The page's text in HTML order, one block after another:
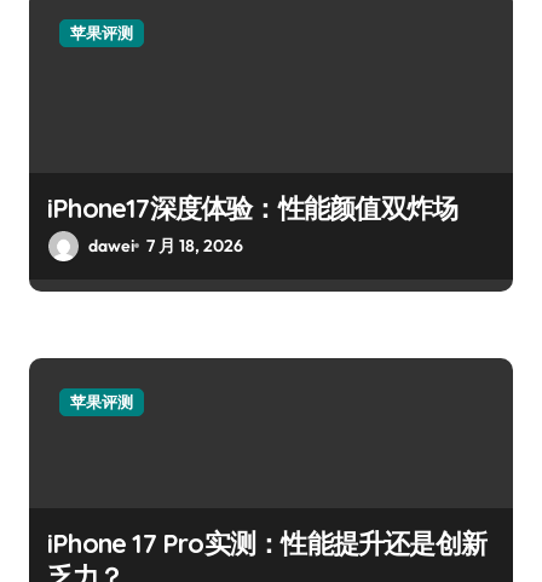
苹果评测
iPhone17深度体验：性能颜值双炸场
dawei 7 月 18, 2026
苹果评测
iPhone 17 Pro实测：性能提升还是创新